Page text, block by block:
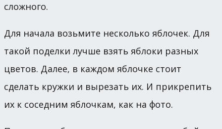
сложного.
Для начала возьмите несколько яблочек. Для
такой поделки лучше взять яблоки разных
цветов. Далее, в каждом яблочке стоит
сделать кружки и вырезать их. И прикрепить
их к соседним яблочкам, как на фото.